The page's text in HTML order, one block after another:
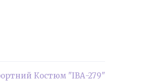
Костюм "ІВА-279"